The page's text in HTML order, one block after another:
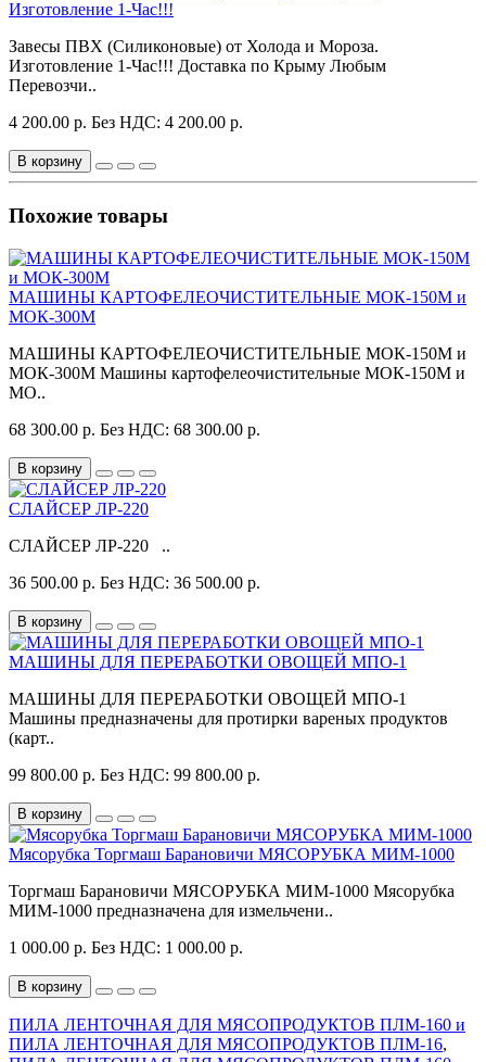
Изготовление 1-Час!!!
Завесы ПВХ (Силиконовые) от Холода и Мороза.
Изготовление 1-Час!!! Доставка по Крыму Любым
Перевозчи..
4 200.00 р. Без НДС: 4 200.00 р.
В корзину
Похожие товары
МАШИНЫ КАРТОФЕЛЕОЧИСТИТЕЛЬНЫЕ МОК-150М и
МОК-300М
МАШИНЫ КАРТОФЕЛЕОЧИСТИТЕЛЬНЫЕ МОК-150М и
МОК-300М Машины картофелеочистительные МОК-150М и
МО..
68 300.00 р. Без НДС: 68 300.00 р.
В корзину
СЛАЙСЕР ЛР-220
СЛАЙСЕР ЛР-220 ..
36 500.00 р. Без НДС: 36 500.00 р.
В корзину
МАШИНЫ ДЛЯ ПЕРЕРАБОТКИ ОВОЩЕЙ МПО-1
МАШИНЫ ДЛЯ ПЕРЕРАБОТКИ ОВОЩЕЙ МПО-1
Машины предназначены для протирки вареных продуктов
(карт..
99 800.00 р. Без НДС: 99 800.00 р.
В корзину
Мясорубка Торгмаш Барановичи МЯСОРУБКА МИМ-1000
Торгмаш Барановичи МЯСОРУБКА МИМ-1000 Мясорубка
МИМ-1000 предназначена для измельчени..
1 000.00 р. Без НДС: 1 000.00 р.
В корзину
ПИЛА ЛЕНТОЧНАЯ ДЛЯ МЯСОПРОДУКТОВ ПЛМ-160 и
ПИЛА ЛЕНТОЧНАЯ ДЛЯ МЯСОПРОДУКТОВ ПЛМ-16,